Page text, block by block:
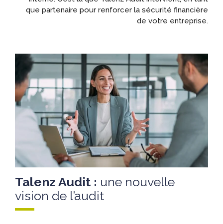
que partenaire pour renforcer la sécurité financière
de votre entreprise.
Talenz Audit : une nouvelle
vision de l’audit